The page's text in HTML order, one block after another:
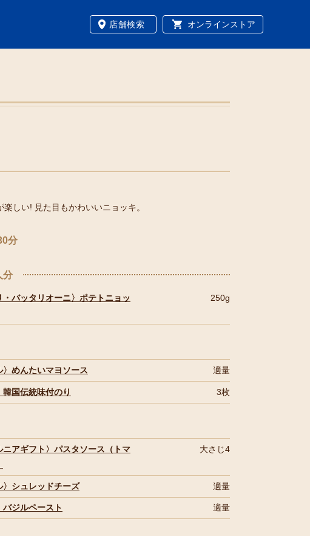
店舗検索 オンラインストア
楽しい! 見た目もかわいいニョッキ。
分
分
・バッタリオーニ〉ポテトニョッ
250g
〉めんたいマヨソース 適量
韓国伝統味付のり 3枚
ニアギフト〉パスタソース（トマ
大さじ4
〉シュレッドチーズ 適量
バジルペースト 適量